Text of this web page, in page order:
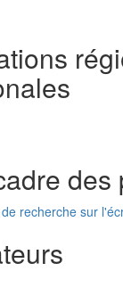
des
recherche sur